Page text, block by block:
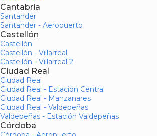
Cantabria
Santander
Santander - Aeropuerto
Castellón
Castellón
Castellón - Villarreal
Castellón - Villarreal 2
Ciudad Real
Ciudad Real
Ciudad Real - Estación Central
Ciudad Real - Manzanares
Ciudad Real - Valdepeñas
Valdepeñas - Estación Valdepeñas
Córdoba